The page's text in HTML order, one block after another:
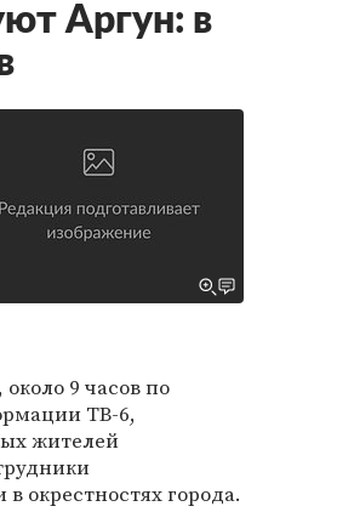
Аргун: в
9 часов по
ТВ-6,
жителей
окрестностях города.